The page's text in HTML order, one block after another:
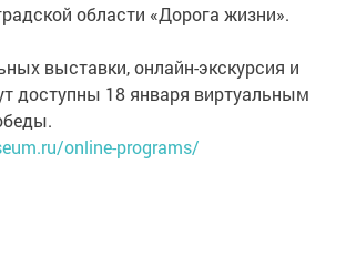
области «Дорога жизни».
выставки, онлайн-экскурсия и
доступны 18 января виртуальным
online-programs/